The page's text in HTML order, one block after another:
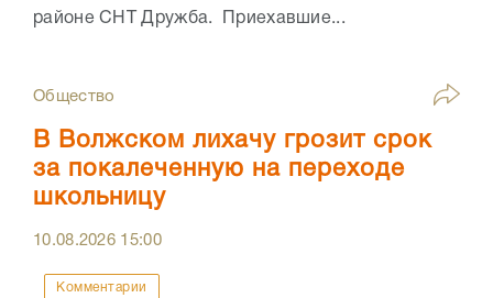
районе СНТ Дружба. Приехавшие...
Общество
В Волжском лихачу грозит срок
за покалеченную на переходе
школьницу
10.08.2026 15:00
Комментарии